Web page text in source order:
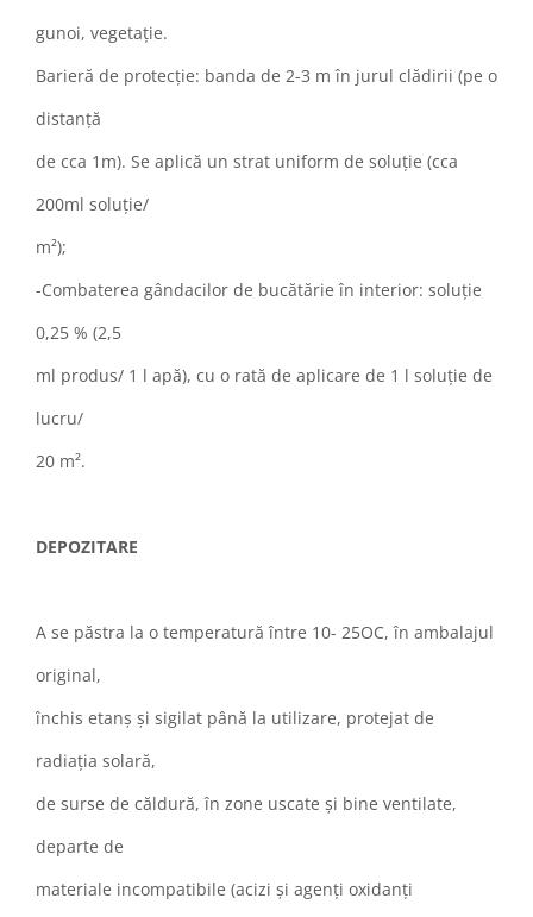
gunoi, vegetație.
Barieră de protecție: banda de 2-3 m în jurul clădirii (pe o
distanță
de cca 1m). Se aplică un strat uniform de soluție (cca
200ml soluție/
m²);
-Combaterea gândacilor de bucătărie în interior: soluție
0,25 % (2,5
ml produs/ 1 l apă), cu o rată de aplicare de 1 l soluție de
lucru/
20 m².
DEPOZITARE
A se păstra la o temperatură între 10- 25OC, în ambalajul
original,
închis etanș și sigilat până la utilizare, protejat de
radiaţia solară,
de surse de căldură, în zone uscate şi bine ventilate,
departe de
materiale incompatibile (acizi și agenți oxidanți